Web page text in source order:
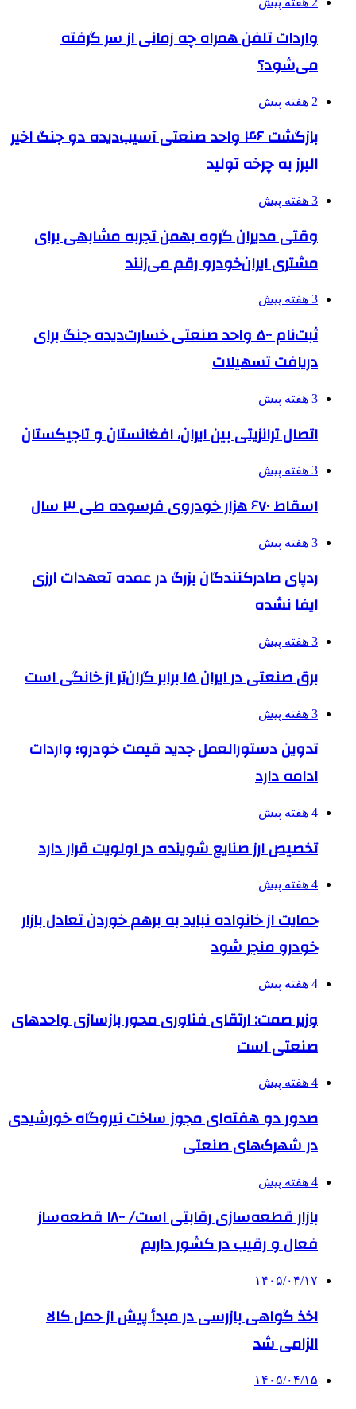
واردات تلفن همراه چه زمانی از سر گرفته
می‌شود؟
2 هفته پیش
بازگشت ۴۶ واحد صنعتی آسیب‌دیده دو جنگ اخیر
البرز به چرخه تولید
3 هفته پیش
وقتی مدیران گروه بهمن تجربه مشابهی برای
مشتری ایران‌خودرو رقم می‌زنند
3 هفته پیش
ثبت‌نام ۵۰۰ واحد صنعتی خسارت‌دیده جنگ برای
دریافت تسهیلات
3 هفته پیش
اتصال ترانزیتی بین ایران، افغانستان و تاجیکستان
3 هفته پیش
اسقاط ۶۷۰ هزار خودروی فرسوده طی ۳ سال
3 هفته پیش
ردپای صادرکنندگان بزرگ در عمده تعهدات ارزی
ایفا نشده
3 هفته پیش
برق صنعتی در ایران ۱۵ برابر گران‌تر از خانگی است
3 هفته پیش
تدوین دستورالعمل جدید قیمت خودرو؛ واردات
ادامه دارد
4 هفته پیش
تخصیص ارز صنایع شوینده در اولویت قرار دارد
4 هفته پیش
حمایت از خانواده نباید به برهم خوردن تعادل بازار
خودرو منجر شود
4 هفته پیش
وزیر صمت: ارتقای فناوری محور بازسازی واحدهای
صنعتی است
4 هفته پیش
صدور دو هفته‌ای مجوز ساخت نیروگاه خورشیدی
در شهرک‌های صنعتی
4 هفته پیش
بازار قطعه‌سازی رقابتی است/ ۱۸۰۰ قطعه‌ساز
فعال و رقیب در کشور داریم
۱۴۰۵/۰۴/۱۷
اخذ گواهی بازرسی در مبدأ پیش از حمل کالا
الزامی شد
۱۴۰۵/۰۴/۱۵